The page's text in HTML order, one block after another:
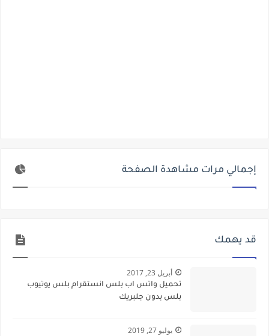
إجمالي مرات مشاهدة الصفحة
قد يهمك
أبريل 23, 2017
تحميل واتس اب بلس انستقرام بلس يوتيوب
بلس بدون جلبريك
يوليو 27, 2019